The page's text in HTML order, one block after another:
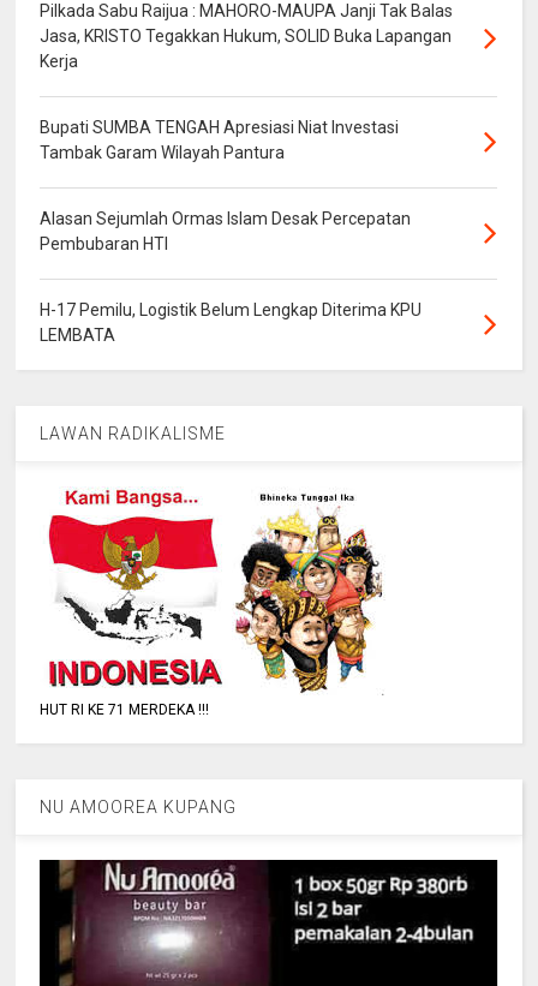
Pilkada Sabu Raijua : MAHORO-MAUPA Janji Tak Balas
Jasa, KRISTO Tegakkan Hukum, SOLID Buka Lapangan
Kerja
Bupati SUMBA TENGAH Apresiasi Niat Investasi
Tambak Garam Wilayah Pantura
Alasan Sejumlah Ormas Islam Desak Percepatan
Pembubaran HTI
H-17 Pemilu, Logistik Belum Lengkap Diterima KPU
LEMBATA
LAWAN RADIKALISME
HUT RI KE 71 MERDEKA !!!
NU AMOOREA KUPANG